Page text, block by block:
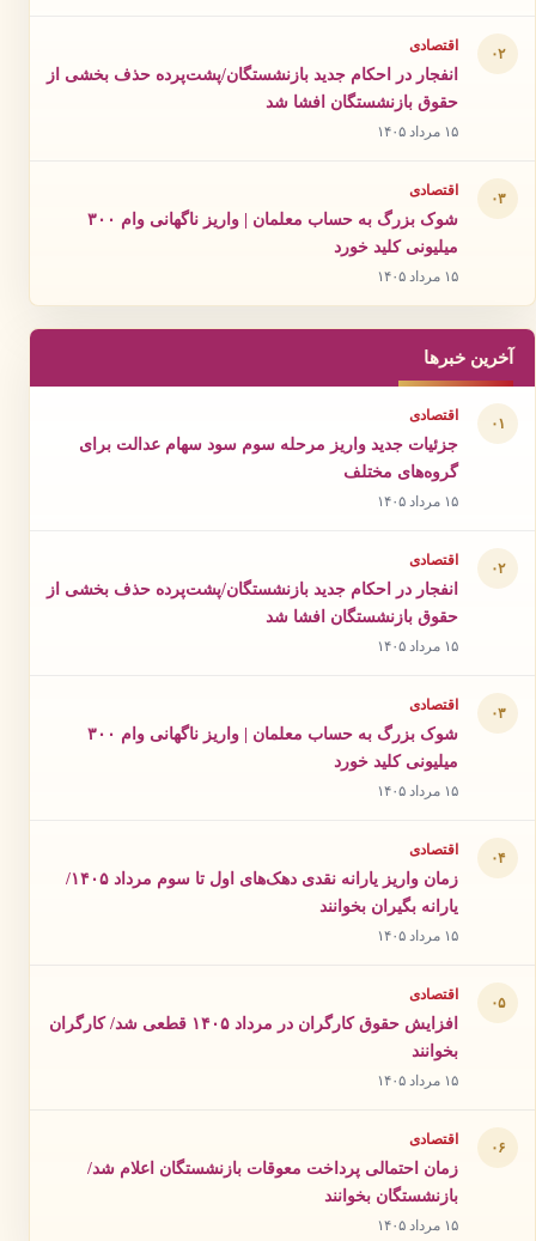
۰۲ اقتصادی
انفجار در احکام جدید بازنشستگان/پشت‌پرده حذف بخشی از
حقوق بازنشستگان افشا شد
۱۵ مرداد ۱۴۰۵
۰۳ اقتصادی
شوک بزرگ به حساب معلمان | واریز ناگهانی وام ۳۰۰
میلیونی کلید خورد
۱۵ مرداد ۱۴۰۵
آخرین خبرها
۰۱ اقتصادی
جزئیات جدید واریز مرحله سوم سود سهام عدالت برای
گروه‌های مختلف
۱۵ مرداد ۱۴۰۵
۰۲ اقتصادی
انفجار در احکام جدید بازنشستگان/پشت‌پرده حذف بخشی از
حقوق بازنشستگان افشا شد
۱۵ مرداد ۱۴۰۵
۰۳ اقتصادی
شوک بزرگ به حساب معلمان | واریز ناگهانی وام ۳۰۰
میلیونی کلید خورد
۱۵ مرداد ۱۴۰۵
۰۴ اقتصادی
زمان واریز یارانه نقدی دهک‌های اول تا سوم مرداد ۱۴۰۵/
یارانه بگیران بخوانند
۱۵ مرداد ۱۴۰۵
۰۵ اقتصادی
افزایش حقوق کارگران در مرداد ۱۴۰۵ قطعی شد/ کارگران
بخوانند
۱۵ مرداد ۱۴۰۵
۰۶ اقتصادی
زمان احتمالی پرداخت معوقات بازنشستگان اعلام شد/
بازنشستگان بخوانند
۱۵ مرداد ۱۴۰۵